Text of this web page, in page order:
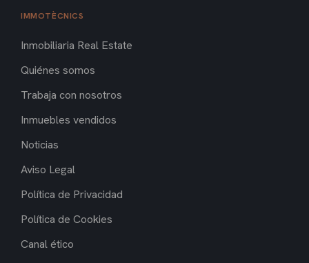
IMMOTÈCNICS
Inmobiliaria Real Estate
Quiénes somos
Trabaja con nosotros
Inmuebles vendidos
Noticias
Aviso Legal
Política de Privacidad
Política de Cookies
Canal ético